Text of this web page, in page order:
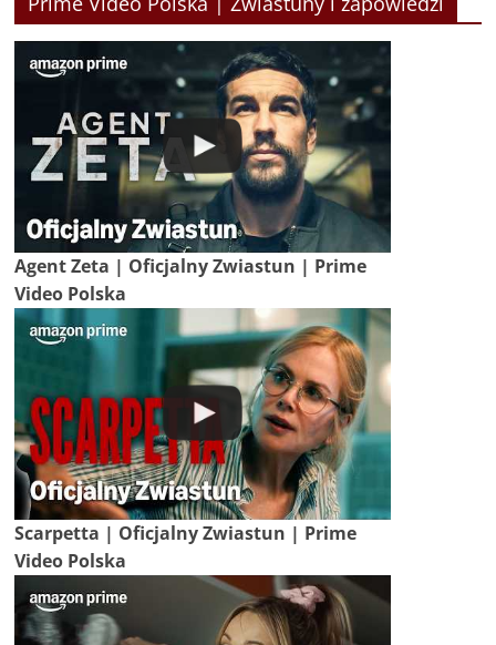
Agent Zeta | Oficjalny Zwiastun | Prime
Video Polska
Scarpetta | Oficjalny Zwiastun | Prime
Video Polska